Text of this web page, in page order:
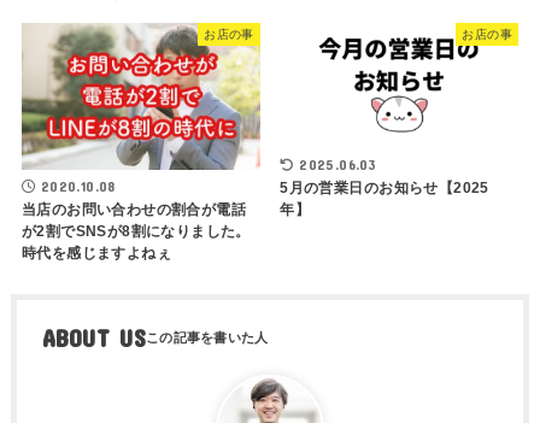
お店の事
2020.10.08
当店のお問い合わせの割合が電話
が2割でSNSが8割になりました。
時代を感じますよねぇ
お店の事
2025.06.03
5月の営業日のお知らせ【2025
年】
ABOUT US